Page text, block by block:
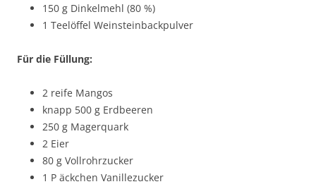
150 g Dinkelmehl (80 %)
1 Teelöffel Weinsteinbackpulver
Für die Füllung:
2 reife Mangos
knapp 500 g Erdbeeren
250 g Magerquark
2 Eier
80 g Vollrohrzucker
1 P äckchen Vanillezucker